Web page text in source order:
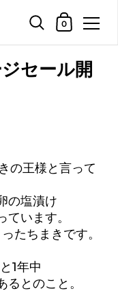
ショッピ
0
セール開
の王様と言って
の塩漬け
います。
たちまきです。
1年中
とのこと。